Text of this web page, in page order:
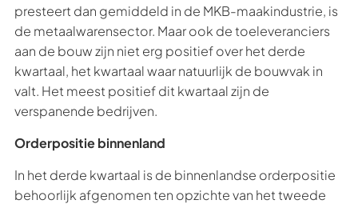
presteert dan gemiddeld in de MKB-maakindustrie, is
de metaalwarensector. Maar ook de toeleveranciers
aan de bouw zijn niet erg positief over het derde
kwartaal, het kwartaal waar natuurlijk de bouwvak in
valt. Het meest positief dit kwartaal zijn de
verspanende bedrijven.
Orderpositie binnenland
In het derde kwartaal is de binnenlandse orderpositie
behoorlijk afgenomen ten opzichte van het tweede